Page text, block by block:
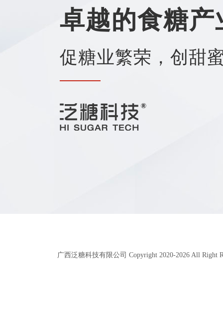
卓越的食糖
促糖业繁荣，创甜
广西泛糖科技有限公司 Copyright 2020-2026 All Right